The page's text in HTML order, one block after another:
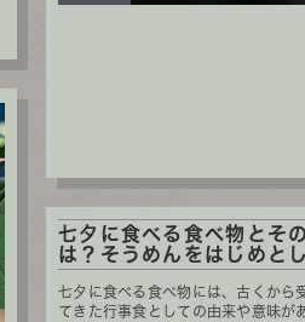
七夕に食べる食べ物とそ
は？そうめんをはじめと
七夕に食べる食べ物には、古くから
てきた行事食としての由来や意味が